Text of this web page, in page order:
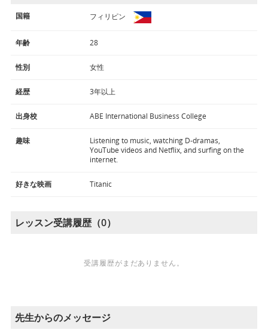
国籍 フィリピン
年齢 28
性別 女性
経歴 3年以上
出身校 ABE International Business College
趣味
Listening to music, watching D-dramas,
YouTube videos and Netflix, and surfing on the
internet.
好きな映画 Titanic
レッスン受講履歴（0）
受講履歴がまだありません。
先生からのメッセージ